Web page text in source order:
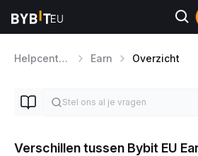
Helpcentrum Earn Overzicht
Verschillen tussen Bybit EU